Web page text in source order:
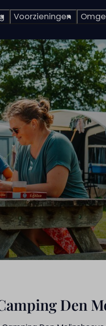
Voorzieningen
Den